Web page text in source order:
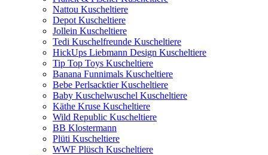
Nattou Kuscheltiere
Depot Kuscheltiere
Jollein Kuscheltiere
Tedi Kuschelfreunde Kuscheltiere
HickUps Liebmann Design Kuscheltiere
Tip Top Toys Kuscheltiere
Banana Funnimals Kuscheltiere
Bebe Perlsacktier Kuscheltiere
Baby Kuschelwuschel Kuscheltiere
Käthe Kruse Kuscheltiere
Wild Republic Kuscheltiere
BB Klostermann
Plüti Kuscheltiere
WWF Plüsch Kuscheltiere